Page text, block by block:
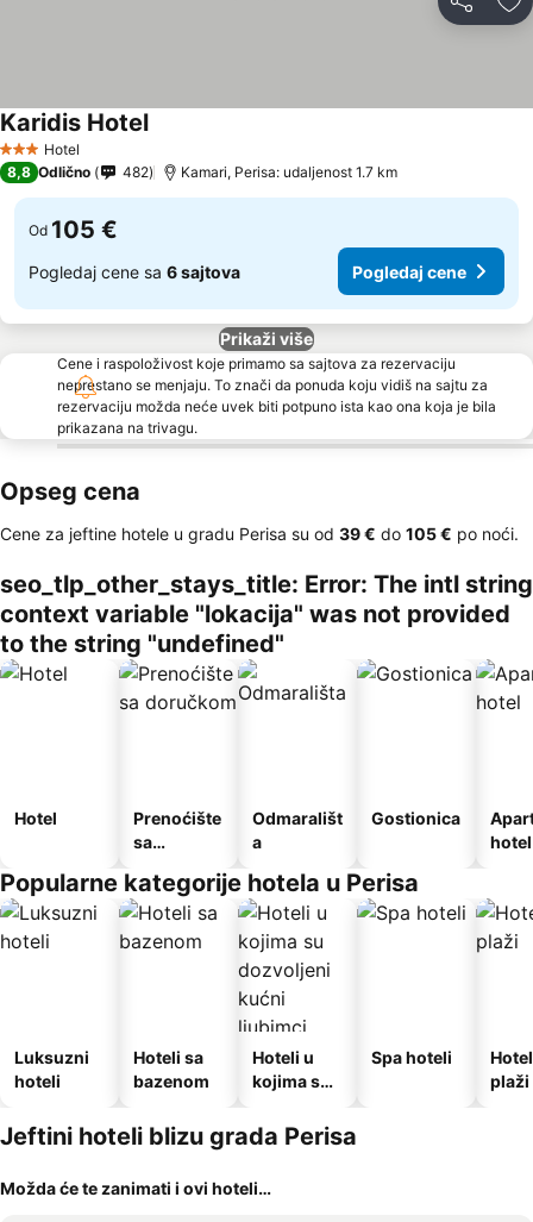
Deli
3 Zvezdice
Hotel
Karidis HotelPogledaj cene
8,8 Odlično 482 Kamari, Perisa: udaljenost 1.7 km
Od 105 €
Pogledaj cene sa 6 sajtova Pogledaj cene
Prikaži više
Cene i raspoloživost koje primamo sa sajtova za rezervaciju
neprestano se menjaju. To znači da ponuda koju vidiš na sajtu za
rezervaciju možda neće uvek biti potpuno ista kao ona koja je bila
prikazana na trivagu.
Opseg cena
Cene za jeftine hotele u gradu Perisa su od ‎39 € do ‎105 € po noći.
seo_tlp_other_stays_title: Error: The intl string
context variable "lokacija" was not provided
to the string "undefined"
Hotel
Prenoćište
sa
Odmarališt
a
Gostionica
hotel
Popularne kategorije hotela u Perisa
Luksuzni
hoteli
Hoteli sa
bazenom
Hoteli u
kojima su
kućni
ljubimci
Spa hoteli
plaži
Jeftini hoteli blizu grada Perisa
Možda će te zanimati i ovi hoteli…